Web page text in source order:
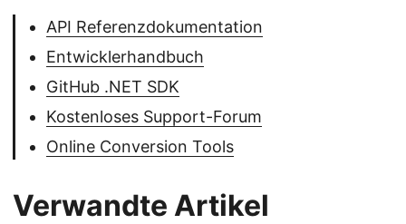
API Referenzdokumentation
Entwicklerhandbuch
GitHub .NET SDK
Kostenloses Support-Forum
Online Conversion Tools
Verwandte Artikel